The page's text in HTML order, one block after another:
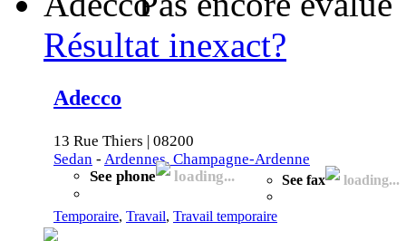
Résultat inexact?
Adecco
13 Rue Thiers | 08200
Sedan - Ardennes, Champagne-Ardenne
See phone
loading... See fax loading...
Temporaire, Travail, Travail temporaire